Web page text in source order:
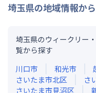
埼玉県の地域情報か
埼玉県のウィークリー
覧から探す
川口市
和光市
さいたま市北区
さ
さいたま市見沼区